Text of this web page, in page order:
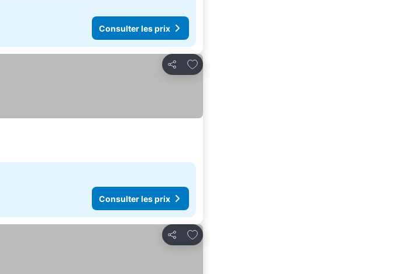
Consulter les prix
Partager
Ajouter à mes favoris
Consulter les prix
Partager
Ajouter à mes favoris